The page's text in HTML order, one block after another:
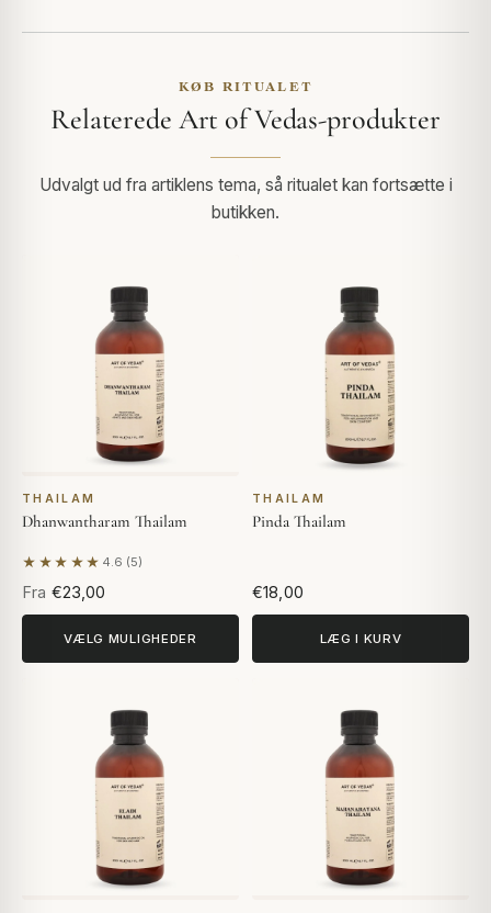
KØB RITUALET
Relaterede Art of Vedas-produkter
Udvalgt ud fra artiklens tema, så ritualet kan fortsætte i
butikken.
THAILAM
Dhanwantharam Thailam
★★★★★ 4.6 (5)
Baseret på 5 anmeldelser
Fra €23,00
VÆLG MULIGHEDER
THAILAM
Pinda Thailam
€18,00
LÆG I KURV